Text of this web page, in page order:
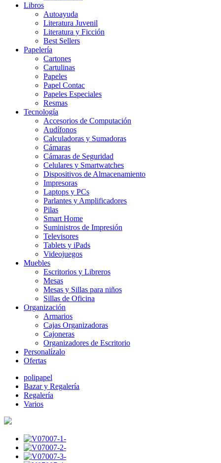
Libros
Autoayuda
Literatura Juvenil
Literatura y Ficción
Best Sellers
Papelería
Cartones
Cartulinas
Papeles
Papel Contac
Papeles Especiales
Resmas
Tecnología
Accesorios de Computación
Audífonos
Calculadoras y Sumadoras
Cámaras
Cámaras de Seguridad
Celulares y Smartwatches
Dispositivos de Almacenamiento
Impresoras
Laptops y PCs
Parlantes y Amplificadores
Pilas
Smart Home
Suministros de Impresión
Televisores
Tablets y iPads
Videojuegos
Muebles
Escritorios y Libreros
Mesas
Mesas y Sillas para niños
Sillas de Oficina
Organización
Armarios
Cajas Organizadoras
Cajoneras
Organizadores de Escritorio
Personalízalo
Ofertas
polipapel
Bazar y Regalería
Regalería
Varios